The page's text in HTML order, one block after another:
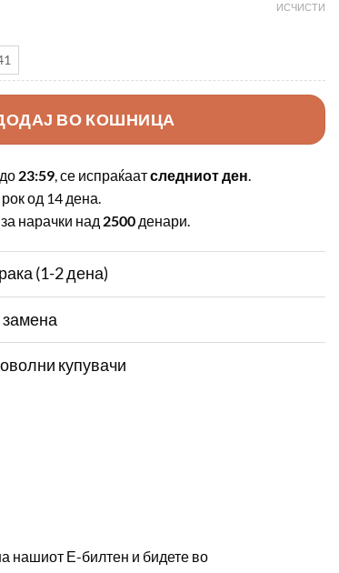
ИСЧИСТИ
ВО КОШНИЦА
23:59, се испраќаатследниот ден.
од 14 дена.
нарачки над 2500 денари.
(1-2 дена)
замена
купувачи
нашиот Е-билтен и бидете во